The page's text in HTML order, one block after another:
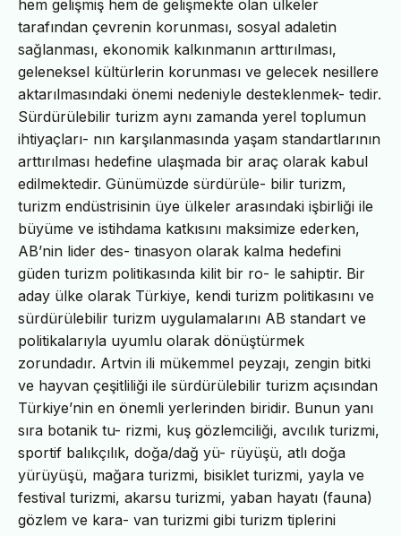
hem gelişmiş hem de gelişmekte olan ülkeler
tarafından çevrenin korunması, sosyal adaletin
sağlanması, ekonomik kalkınmanın arttırılması,
geleneksel kültürlerin korunması ve gelecek nesillere
aktarılmasındaki önemi nedeniyle desteklenmek- tedir.
Sürdürülebilir turizm aynı zamanda yerel toplumun
ihtiyaçları- nın karşılanmasında yaşam standartlarının
arttırılması hedefine ulaşmada bir araç olarak kabul
edilmektedir. Günümüzde sürdürüle- bilir turizm,
turizm endüstrisinin üye ülkeler arasındaki işbirliği ile
büyüme ve istihdama katkısını maksimize ederken,
AB’nin lider des- tinasyon olarak kalma hedefini
güden turizm politikasında kilit bir ro- le sahiptir. Bir
aday ülke olarak Türkiye, kendi turizm politikasını ve
sürdürülebilir turizm uygulamalarını AB standart ve
politikalarıyla uyumlu olarak dönüştürmek
zorundadır. Artvin ili mükemmel peyzajı, zengin bitki
ve hayvan çeşitliliği ile sürdürülebilir turizm açısından
Türkiye’nin en önemli yerlerinden biridir. Bunun yanı
sıra botanik tu- rizmi, kuş gözlemciliği, avcılık turizmi,
sportif balıkçılık, doğa/dağ yü- rüyüşü, atlı doğa
yürüyüşü, mağara turizmi, bisiklet turizmi, yayla ve
festival turizmi, akarsu turizmi, yaban hayatı (fauna)
gözlem ve kara- van turizmi gibi turizm tiplerini